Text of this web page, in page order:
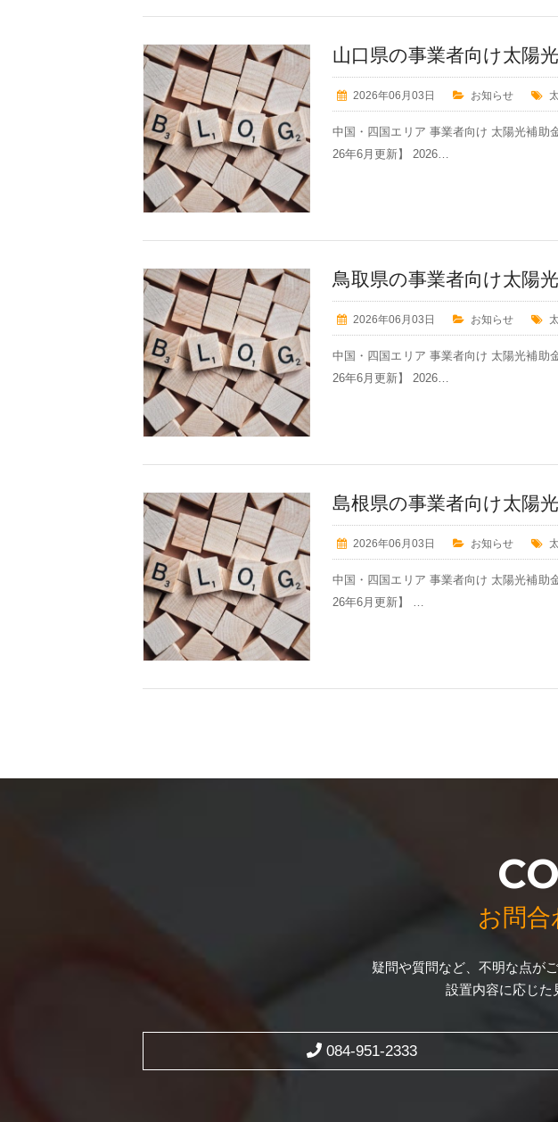
山口県の事業者向け太陽
2026年06月03日 お知らせ
中国・四国エリア 事業者向け 太陽光補助
26年6月更新】 2026…
鳥取県の事業者向け太陽
2026年06月03日 お知らせ
中国・四国エリア 事業者向け 太陽光補助
26年6月更新】 2026…
島根県の事業者向け太陽
2026年06月03日 お知らせ
中国・四国エリア 事業者向け 太陽光補助
26年6月更新】 …
お問
疑問や質問など、不明な点が
設置内容に応じた
084-951-2333